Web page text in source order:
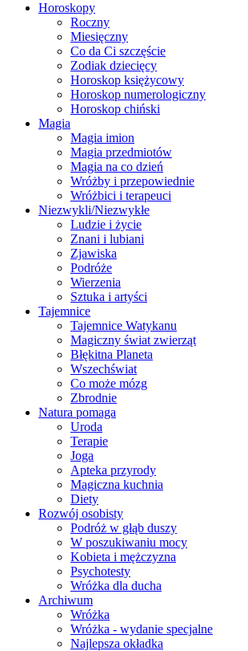
Horoskopy
Roczny
Miesięczny
Co da Ci szczęście
Zodiak dziecięcy
Horoskop księżycowy
Horoskop numerologiczny
Horoskop chiński
Magia
Magia imion
Magia przedmiotów
Magia na co dzień
Wróżby i przepowiednie
Wróżbici i terapeuci
Niezwykli/Niezwykłe
Ludzie i życie
Znani i lubiani
Zjawiska
Podróże
Wierzenia
Sztuka i artyści
Tajemnice
Tajemnice Watykanu
Magiczny świat zwierząt
Błękitna Planeta
Wszechświat
Co może mózg
Zbrodnie
Natura pomaga
Uroda
Terapie
Joga
Apteka przyrody
Magiczna kuchnia
Diety
Rozwój osobisty
Podróż w głąb duszy
W poszukiwaniu mocy
Kobieta i mężczyzna
Psychotesty
Wróżka dla ducha
Archiwum
Wróżka
Wróżka - wydanie specjalne
Najlepsza okładka